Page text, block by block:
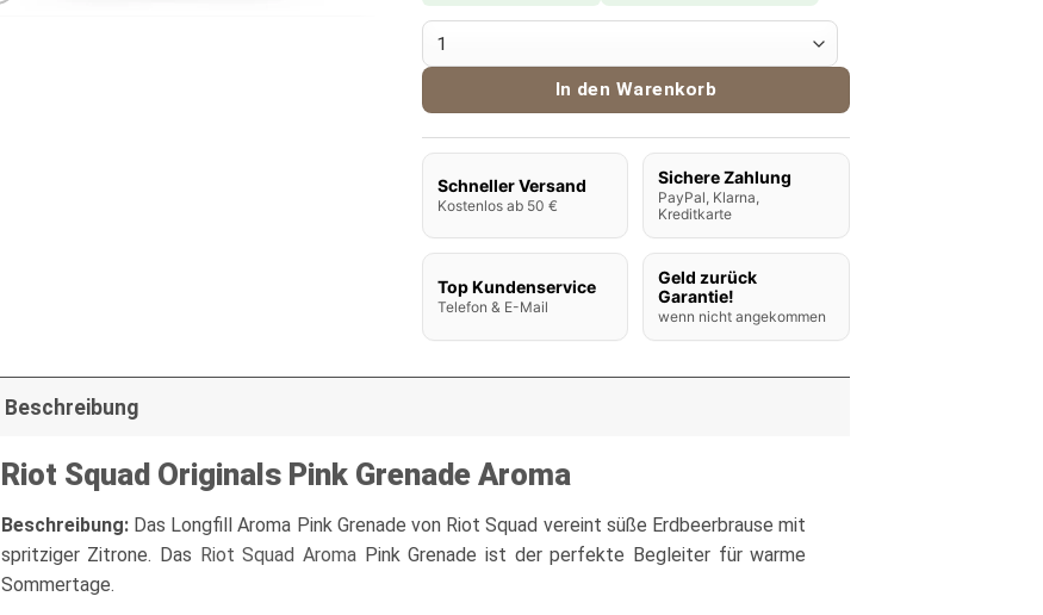
Riot Squad Originals Aroma Pink Grenade 5ml Menge
In den Warenkorb
Schneller Versand
Kostenlos ab 50 €
Sichere Zahlung
PayPal, Klarna,
Kreditkarte
Top Kundenservice
Telefon & E-Mail
Geld zurück
Garantie!
wenn nicht angekommen
Beschreibung
Riot Squad Originals Pink Grenade Aroma
Beschreibung:Das Longfill Aroma Pink Grenade von Riot Squad vereint süße Erdbeerbrause mit
spritziger Zitrone. Das Riot Squad Aroma Pink Grenade ist der perfekte Begleiter für warme
Sommertage.